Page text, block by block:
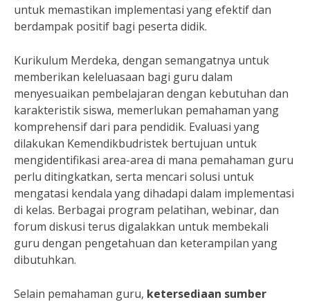
untuk memastikan implementasi yang efektif dan
berdampak positif bagi peserta didik.
Kurikulum Merdeka, dengan semangatnya untuk
memberikan keleluasaan bagi guru dalam
menyesuaikan pembelajaran dengan kebutuhan dan
karakteristik siswa, memerlukan pemahaman yang
komprehensif dari para pendidik. Evaluasi yang
dilakukan Kemendikbudristek bertujuan untuk
mengidentifikasi area-area di mana pemahaman guru
perlu ditingkatkan, serta mencari solusi untuk
mengatasi kendala yang dihadapi dalam implementasi
di kelas. Berbagai program pelatihan, webinar, dan
forum diskusi terus digalakkan untuk membekali
guru dengan pengetahuan dan keterampilan yang
dibutuhkan.
Selain pemahaman guru, ketersediaan sumber